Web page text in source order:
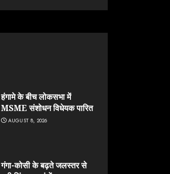
हंगामे के बीच लोकसभा में
MSME संशोधन विधेयक पारित
AUGUST 8, 2026
गंगा-कोसी के बढ़ते जलस्तर से